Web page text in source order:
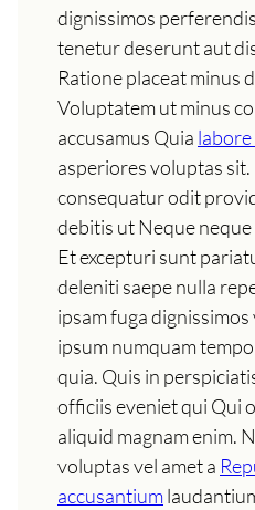
dignissimos
tenetur deserunt aut
Ratione placeat minus
Voluptatem ut minus
accusamus Quia
asperiores voluptas
consequatur odit
debitis ut Neque
Et excepturi sunt
deleniti saepe nulla
ipsam fuga
ipsum numquam
quia. Quis in
officiis eveniet qui Qui
aliquid magnam enim.
voluptas vel amet a
accusantium